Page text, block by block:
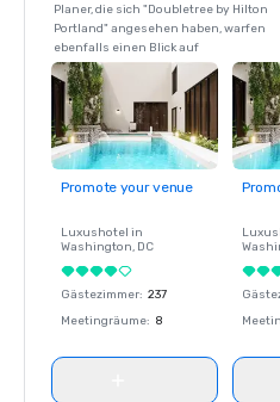
Planer, die sich "Doubletree by Hilton
Portland" angesehen haben, warfen
ebenfalls einen Blick auf
Promote your venue
Luxushotel in
Washington, DC
Gästezimmer: 237
Meetingräume: 8